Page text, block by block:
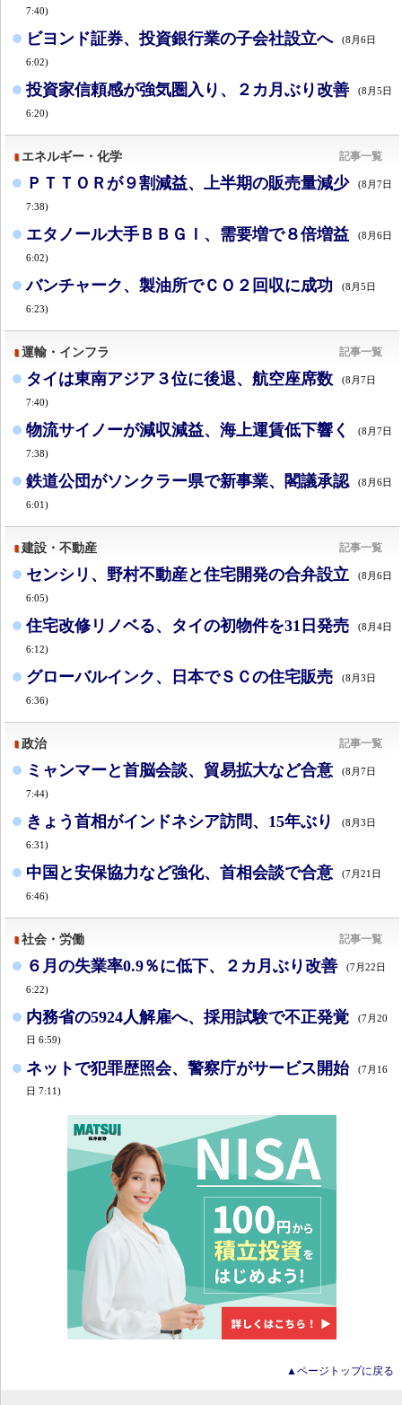
7:40)
ビヨンド証券、投資銀行業の子会社設立へ (8月6日
6:02)
投資家信頼感が強気圏入り、２カ月ぶり改善 (8月5日
6:20)
エネルギー・化学 記事一覧
ＰＴＴＯＲが９割減益、上半期の販売量減少 (8月7日
7:38)
エタノール大手ＢＢＧＩ、需要増で８倍増益 (8月6日
6:02)
バンチャーク、製油所でＣＯ２回収に成功 (8月5日
6:23)
運輸・インフラ 記事一覧
タイは東南アジア３位に後退、航空座席数 (8月7日
7:40)
物流サイノーが減収減益、海上運賃低下響く (8月7日
7:38)
鉄道公団がソンクラー県で新事業、閣議承認 (8月6日
6:01)
建設・不動産 記事一覧
センシリ、野村不動産と住宅開発の合弁設立 (8月6日
6:05)
住宅改修リノベる、タイの初物件を31日発売 (8月4日
6:12)
グローバルインク、日本でＳＣの住宅販売 (8月3日
6:36)
政治 記事一覧
ミャンマーと首脳会談、貿易拡大など合意 (8月7日
7:44)
きょう首相がインドネシア訪問、15年ぶり (8月3日
6:31)
中国と安保協力など強化、首相会談で合意 (7月21日
6:46)
社会・労働 記事一覧
６月の失業率0.9％に低下、２カ月ぶり改善 (7月22日
6:22)
内務省の5924人解雇へ、採用試験で不正発覚
(7月20
日 6:59)
ネットで犯罪歴照会、警察庁がサービス開始
(7月16
日 7:11)
▲ページトップに戻る